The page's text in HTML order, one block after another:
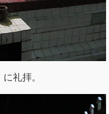
礼拝。